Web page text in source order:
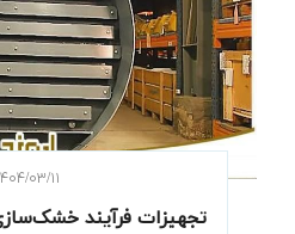
۱۴۰۴/۰۳/
تجهیزات فرآیند